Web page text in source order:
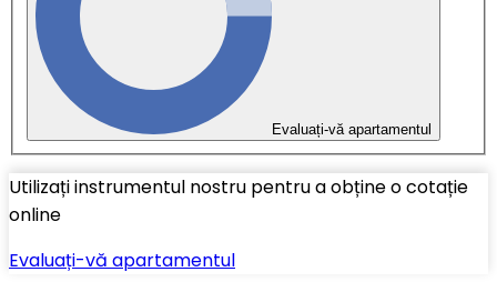
Evaluați-vă apartamentul
Utilizați instrumentul nostru pentru a obține o cotație
online
Evaluați-vă apartamentul